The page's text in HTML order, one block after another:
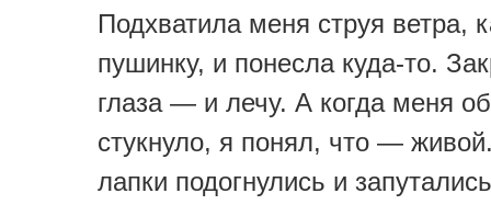
Подхватила меня струя ветра,
пушинку, и понесла куда-то.
глаза — и лечу. А когда меня
стукнуло, я понял, что —
лапки подогнулись и